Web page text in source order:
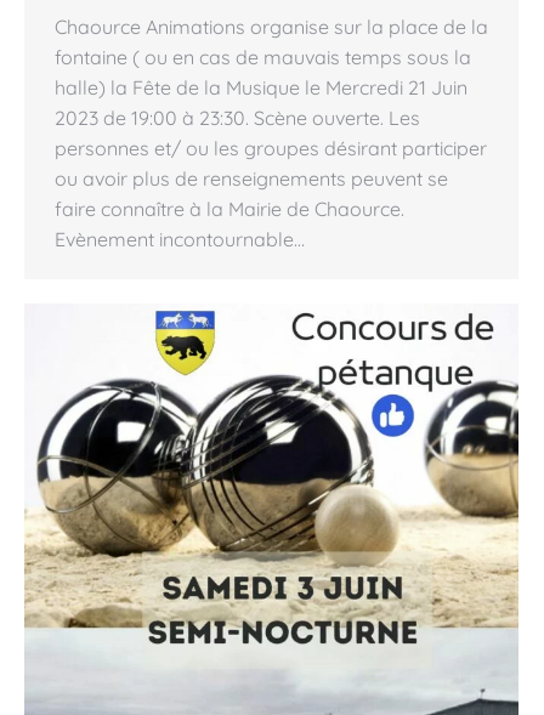
Chaource Animations organise sur la place de la
fontaine ( ou en cas de mauvais temps sous la
halle) la Fête de la Musique le Mercredi 21 Juin
2023 de 19:00 à 23:30. Scène ouverte. Les
personnes et/ ou les groupes désirant participer
ou avoir plus de renseignements peuvent se
faire connaître à la Mairie de Chaource.
Evènement incontournable…